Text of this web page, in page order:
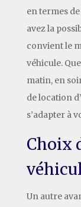
en termes
avez la
convient le
véhicule.
matin, en
de location
s’adapter à
Choix
Un autre